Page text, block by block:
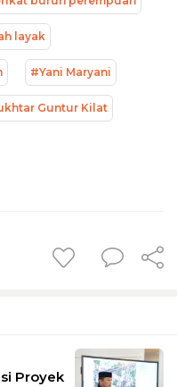
layak
#Yani Maryani
Guntur Kilat
Proyek